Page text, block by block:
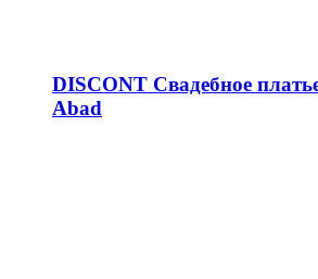
DISCONT Свадебное
Abad